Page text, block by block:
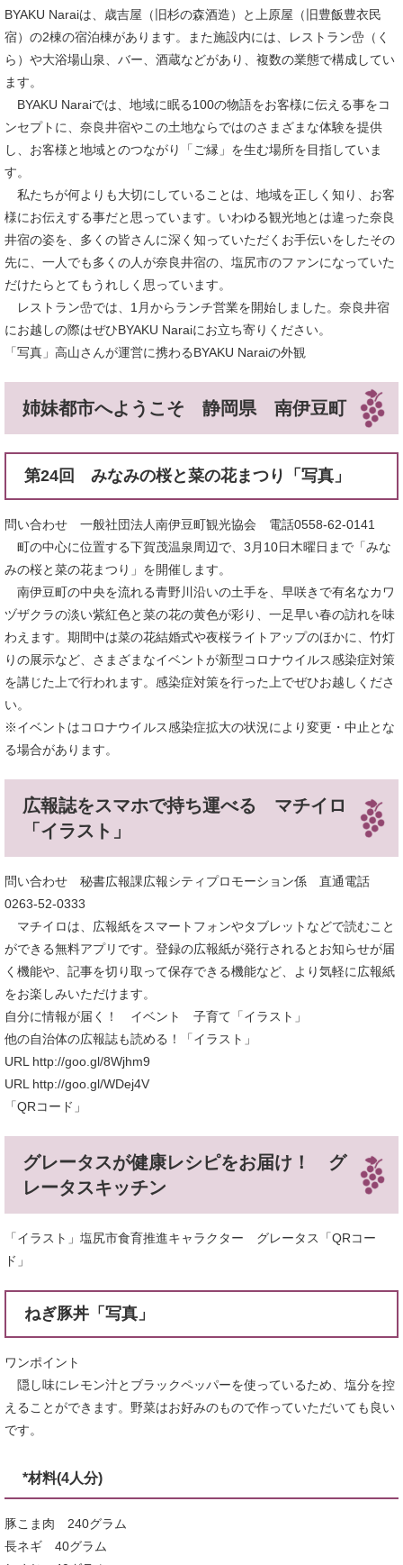
BYAKU Naraiは、歳吉屋（旧杉の森酒造）と上原屋（旧豊飯豊衣民
宿）の2棟の宿泊棟があります。また施設内には、レストラン嵒（く
ら）や大浴場山泉、バー、酒蔵などがあり、複数の業態で構成してい
ます。
BYAKU Naraiでは、地域に眠る100の物語をお客様に伝える事をコ
ンセプトに、奈良井宿やこの土地ならではのさまざまな体験を提供
し、お客様と地域とのつながり「ご縁」を生む場所を目指していま
す。
私たちが何よりも大切にしていることは、地域を正しく知り、お客
様にお伝えする事だと思っています。いわゆる観光地とは違った奈良
井宿の姿を、多くの皆さんに深く知っていただくお手伝いをしたその
先に、一人でも多くの人が奈良井宿の、塩尻市のファンになっていた
だけたらとてもうれしく思っています。
レストラン嵒では、1月からランチ営業を開始しました。奈良井宿
にお越しの際はぜひBYAKU Naraiにお立ち寄りください。
「写真」高山さんが運営に携わるBYAKU Naraiの外観
姉妹都市へようこそ 静岡県 南伊豆町
第24回 みなみの桜と菜の花まつり「写真」
問い合わせ 一般社団法人南伊豆町観光協会 電話0558-62-0141
町の中心に位置する下賀茂温泉周辺で、3月10日木曜日まで「みな
みの桜と菜の花まつり」を開催します。
南伊豆町の中央を流れる青野川沿いの土手を、早咲きで有名なカワ
ヅザクラの淡い紫紅色と菜の花の黄色が彩り、一足早い春の訪れを味
わえます。期間中は菜の花結婚式や夜桜ライトアップのほかに、竹灯
りの展示など、さまざまなイベントが新型コロナウイルス感染症対策
を講じた上で行われます。感染症対策を行った上でぜひお越しくださ
い。
※イベントはコロナウイルス感染症拡大の状況により変更・中止とな
る場合があります。
広報誌をスマホで持ち運べる マチイロ
「イラスト」
問い合わせ 秘書広報課広報シティプロモーション係 直通電話
0263-52-0333
マチイロは、広報紙をスマートフォンやタブレットなどで読むこと
ができる無料アプリです。登録の広報紙が発行されるとお知らせが届
く機能や、記事を切り取って保存できる機能など、より気軽に広報紙
をお楽しみいただけます。
自分に情報が届く！ イベント 子育て「イラスト」
他の自治体の広報誌も読める！「イラスト」
URL http://goo.gl/8Wjhm9
URL http://goo.gl/WDej4V
「QRコード」
グレータスが健康レシピをお届け！ グ
レータスキッチン
「イラスト」塩尻市食育推進キャラクター グレータス「QRコー
ド」
ねぎ豚丼「写真」
ワンポイント
隠し味にレモン汁とブラックペッパーを使っているため、塩分を控
えることができます。野菜はお好みのもので作っていただいても良い
です。
*材料(4人分)
豚こま肉 240グラム
長ネギ 40グラム